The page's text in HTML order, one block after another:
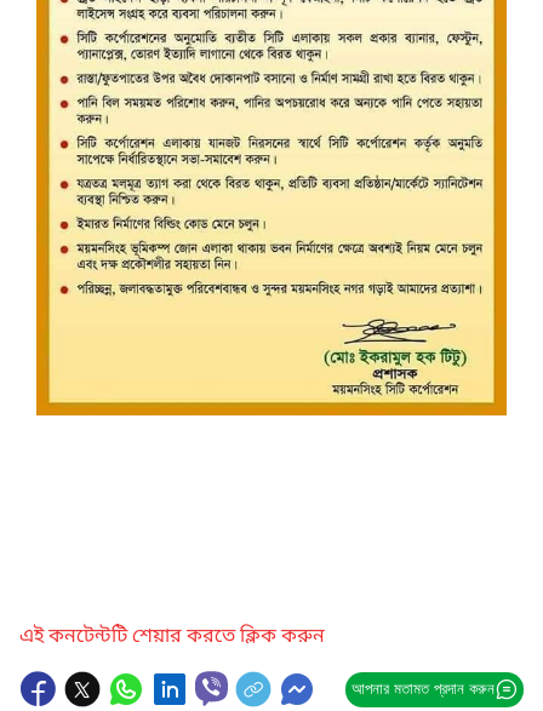
এই কনটেন্টটি শেয়ার করতে ক্লিক করুন
আপনার মতামত প্রদান করুন